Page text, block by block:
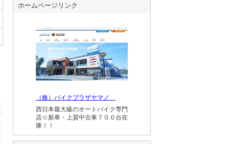
ホームページリンク
（株）バイクプラザヤマノ
西日本最大級のオートバイク専門
店☆新車・上質中古車７００台在
庫！！